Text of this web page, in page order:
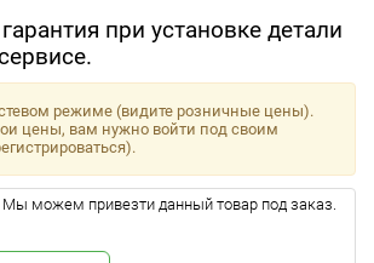
при установке детали
режиме (видите розничные цены).
цены, вам нужно войти под своим
Мы можем привезти данный товар под заказ.